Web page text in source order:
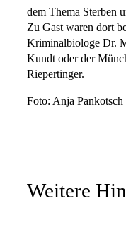
dem Thema Sterben
Zu Gast waren dort
Kriminalbiologe Dr.
Kundt oder der
Riepertinger.
Foto: Anja Pankotsch
Weitere